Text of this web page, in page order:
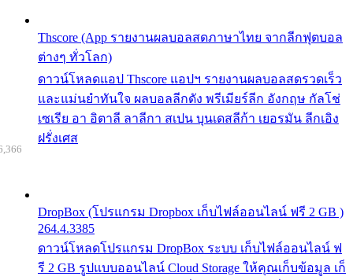
Thscore (App รายงานผลบอลสดภาษาไทย จากลีกฟุตบอล
ต่างๆ ทั่วโลก)
ดาวน์โหลดแอป Thscore แอปฯ รายงานผลบอลสดรวดเร็ว
และแม่นยำทันใจ ผลบอลลีกดัง พรีเมียร์ลีก อังกฤษ กัลโช่
เซเรีย อา อิตาลี ลาลีกา สเปน บุนเดสลีก้า เยอรมัน ลีกเอิง
ฝรั่งเศส
DropBox (โปรแกรม Dropbox เก็บไฟล์ออนไลน์ ฟรี 2 GB )
264.4.3385
ดาวน์โหลดโปรแกรม DropBox ระบบ เก็บไฟล์ออนไลน์ ฟ
รี 2 GB รูปแบบออนไลน์ Cloud Storage ให้คุณเก็บข้อมูล เก็